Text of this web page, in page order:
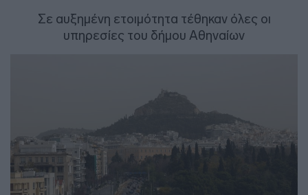
Σε αυξημένη ετοιμότητα τέθηκαν όλες οι
υπηρεσίες του δήμου Αθηναίων